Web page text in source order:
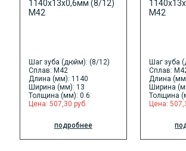
Шаг зуба (дюйм): (8/12)
Сплав: M42
Длина (мм): 1140
Ширина (мм): 13
Толщина (мм): 0.6
Цена: 507,30 руб.
подробнее
Шаг зуба
Сплав:
Длина
Ширина
Толщина
Цена: